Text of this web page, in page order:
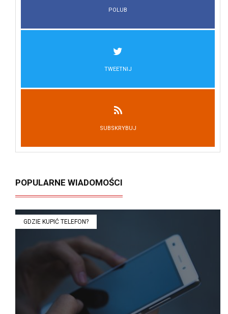
POLUB
TWEETNIJ
SUBSKRYBUJ
POPULARNE WIADOMOŚCI
GDZIE KUPIĆ TELEFON?